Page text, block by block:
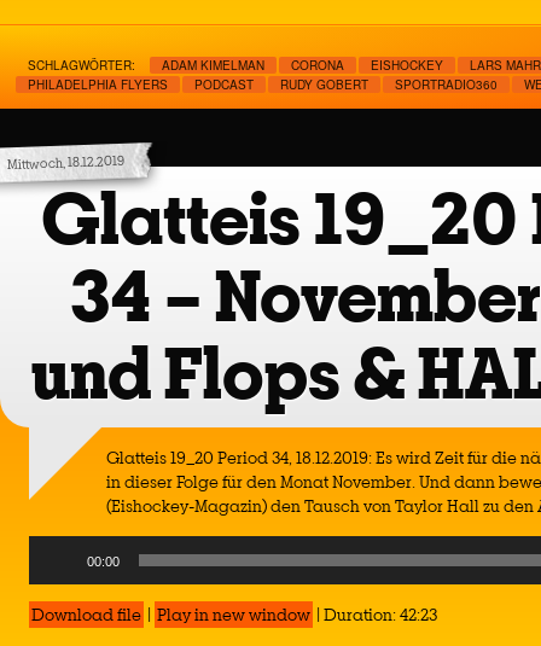
SCHLAGWÖRTER: ADAM KIMELMAN CORONA EISHOCKEY
LARS
PHILADELPHIA FLYERS
PODCAST RUDY GOBERT SPORTRADIO360
Mittwoch, 18.12.2019
Glatteis 19_20
34 –
und Flops &
Glatteis 19_20 Period 34, 18.12.2019: Es wird Zeit für die
in dieser Folge für den Monat November. Und dann
(Eishockey-Magazin) den Tausch von Taylor Hall zu den
00:00
Download file | Play in new window | Duration: 42:23